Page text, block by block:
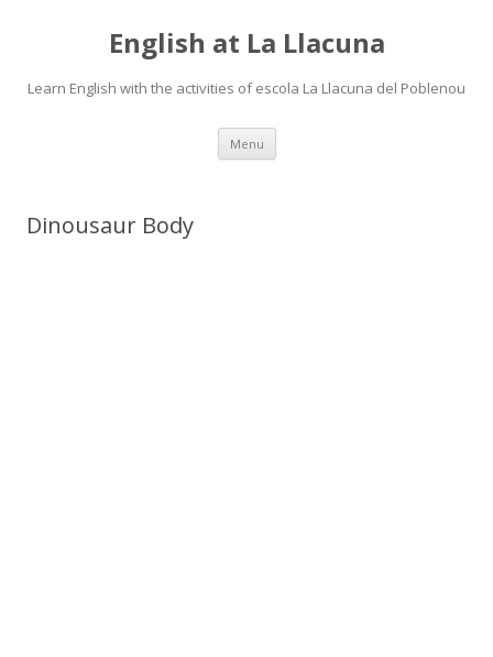
English at La Llacuna
Learn English with the activities of escola La Llacuna del Poblenou
Menu Skip
content
Dinousaur Body